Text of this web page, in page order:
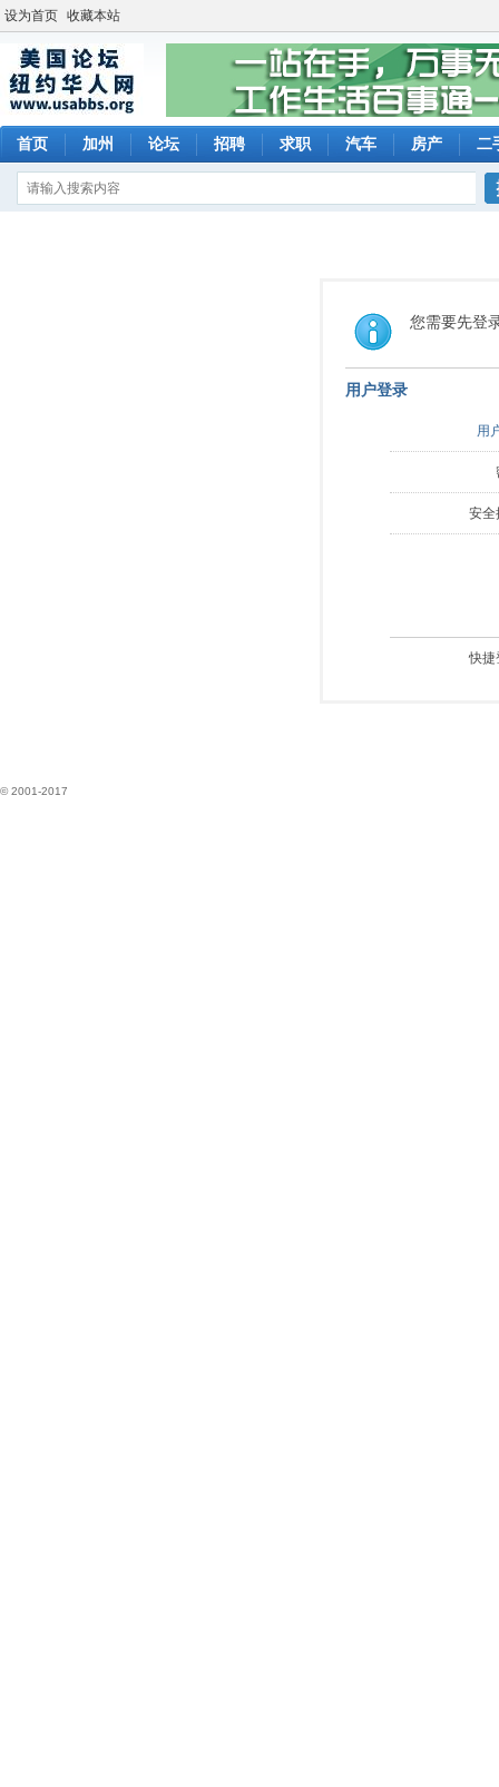
设为首页 收藏本站
首页 加州 论坛 招聘 求职 汽车 房产 二
您需要先登
用户登录
用
安全
快捷
© 2001-2017